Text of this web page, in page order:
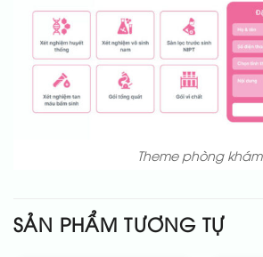
Theme phòng khám
SẢN PHẨM TƯƠNG TỰ